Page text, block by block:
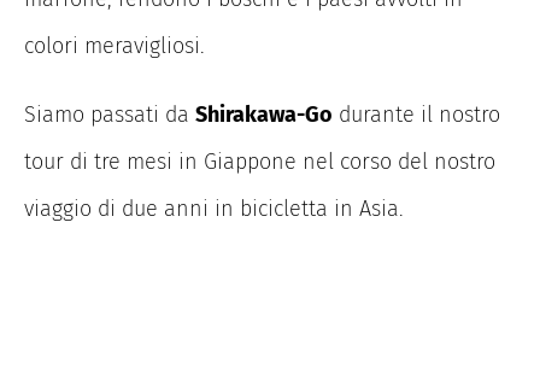
colori meravigliosi.
Siamo passati da Shirakawa-Go durante il nostro
tour di tre mesi in Giappone nel corso del nostro
viaggio di due anni in bicicletta in Asia.